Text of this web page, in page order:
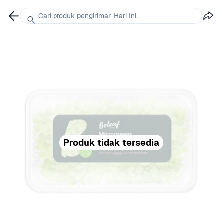
Produk tidak tersedia
Cari produk pengiriman Hari Ini...